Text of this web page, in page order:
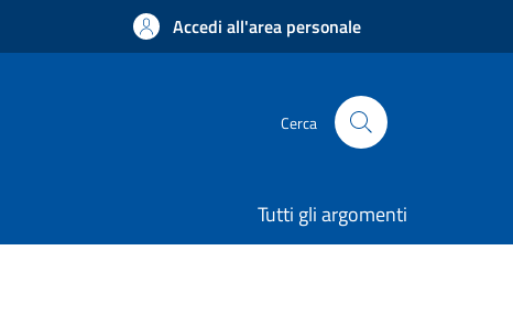
Accedi all'area personale
Cerca
Tutti gli argomenti